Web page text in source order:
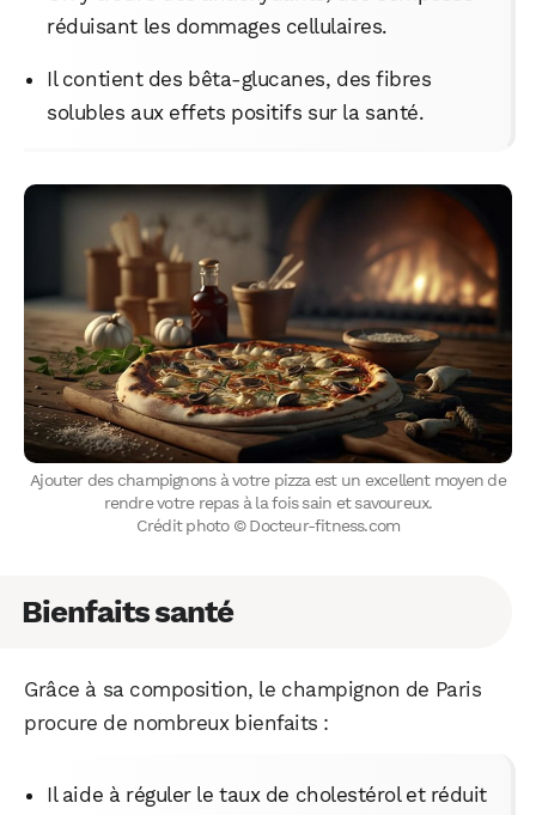
réduisant les dommages cellulaires.
Il contient des bêta-glucanes, des fibres
solubles aux effets positifs sur la santé.
Ajouter des champignons à votre pizza est un excellent moyen de
rendre votre repas à la fois sain et savoureux.
Crédit photo © Docteur-fitness.com
Bienfaits santé
Grâce à sa composition, le champignon de Paris
procure de nombreux bienfaits :
Il aide à réguler le taux de cholestérol et réduit